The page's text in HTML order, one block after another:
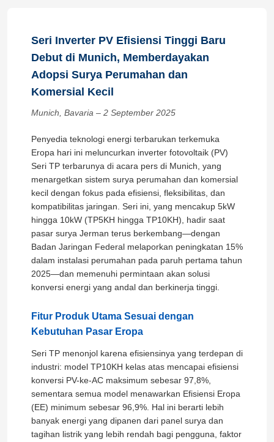
Seri Inverter PV Efisiensi Tinggi Baru
Debut di Munich, Memberdayakan
Adopsi Surya Perumahan dan
Komersial Kecil
Munich, Bavaria – 2 September 2025
Penyedia teknologi energi terbarukan terkemuka
Eropa hari ini meluncurkan inverter fotovoltaik (PV)
Seri TP terbarunya di acara pers di Munich, yang
menargetkan sistem surya perumahan dan komersial
kecil dengan fokus pada efisiensi, fleksibilitas, dan
kompatibilitas jaringan. Seri ini, yang mencakup 5kW
hingga 10kW (TP5KH hingga TP10KH), hadir saat
pasar surya Jerman terus berkembang—dengan
Badan Jaringan Federal melaporkan peningkatan 15%
dalam instalasi perumahan pada paruh pertama tahun
2025—dan memenuhi permintaan akan solusi
konversi energi yang andal dan berkinerja tinggi.
Fitur Produk Utama Sesuai dengan
Kebutuhan Pasar Eropa
Seri TP menonjol karena efisiensinya yang terdepan di
industri: model TP10KH kelas atas mencapai efisiensi
konversi PV-ke-AC maksimum sebesar 97,8%,
sementara semua model menawarkan Efisiensi Eropa
(EE) minimum sebesar 96,9%. Hal ini berarti lebih
banyak energi yang dipanen dari panel surya dan
tagihan listrik yang lebih rendah bagi pengguna, faktor